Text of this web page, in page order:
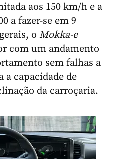
aos 150 km/h e a
a fazer-se em 9
o Mokka-e
com um andamento
sem falhas a
a capacidade de
da carroçaria.